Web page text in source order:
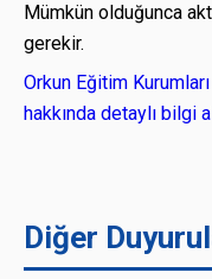
Mümkün olduğunca
gerekir.
Orkun Eğitim
hakkında detaylı bilgi
Diğer